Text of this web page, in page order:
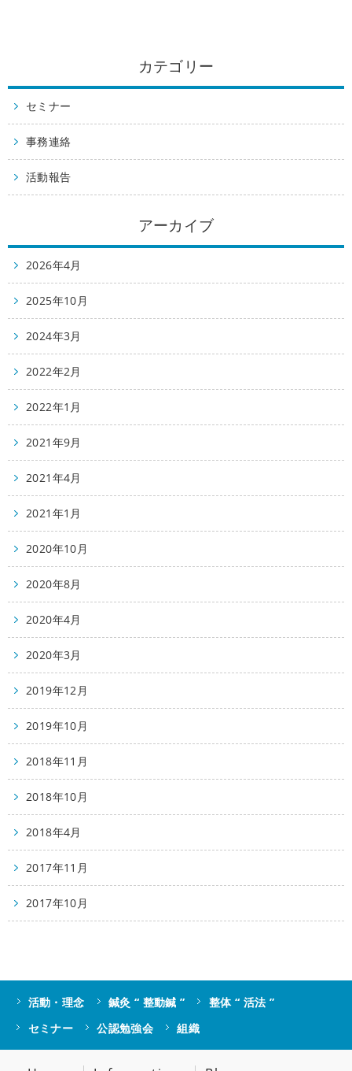
カテゴリー
セミナー
事務連絡
活動報告
アーカイブ
2026年4月
2025年10月
2024年3月
2022年2月
2022年1月
2021年9月
2021年4月
2021年1月
2020年10月
2020年8月
2020年4月
2020年3月
2019年12月
2019年10月
2018年11月
2018年10月
2018年4月
2017年11月
2017年10月
活動・理念 鍼灸 “ 整動鍼 ”
整体 “ 活法 ”
セミナー
公認勉強会 組織